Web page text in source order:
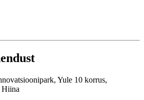
Yule 10 korrus,
Hiina